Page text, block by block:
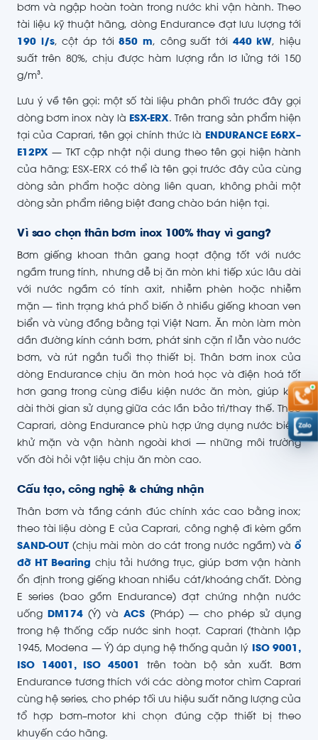
bơm và ngập hoàn toàn trong nước khi vận hành. Theo
tài liệu kỹ thuật hãng, dòng Endurance đạt lưu lượng tới
190 l/s, cột áp tới850 m, công suất tới 440 kW, hiệu
suất trên 80%, chịu được hàm lượng rắn lơ lửng tới 150
g/m³.
Lưu ý về tên gọi: một số tài liệu phân phối trước đây gọi
dòng bơm inox này là ESX-ERX. Trên trang sản phẩm hiện
tại của Caprari, tên gọi chính thức là ENDURANCE E6RX–
E12PX — TKT cập nhật nội dung theo tên gọi hiện hành
của hãng; ESX-ERX có thể là tên gọi trước đây của cùng
dòng sản phẩm hoặc dòng liên quan, không phải một
dòng sản phẩm riêng biệt đang chào bán hiện tại.
Vì sao chọn thân bơm inox 100% thay vì gang?
Bơm giếng khoan thân gang hoạt động tốt với nước
ngầm trung tính, nhưng dễ bị ăn mòn khi tiếp xúc lâu dài
với nước ngầm có tính axit, nhiễm phèn hoặc nhiễm
mặn — tình trạng khá phổ biến ở nhiều giếng khoan ven
biển và vùng đồng bằng tại Việt Nam. Ăn mòn làm mòn
dần đường kính cánh bơm, phát sinh cặn rỉ lẫn vào nước
bơm, và rút ngắn tuổi thọ thiết bị. Thân bơm inox của
dòng Endurance chịu ăn mòn hoá học và điện hoá tốt
hơn gang trong cùng điều kiện nước ăn mòn, giúp kéo
dài thời gian sử dụng giữa các lần bảo trì/thay thế. Theo
Caprari, dòng Endurance phù hợp ứng dụng nước biển,
khử mặn và vận hành ngoài khơi — những môi trường
vốn đòi hỏi vật liệu chịu ăn mòn cao.
Cấu tạo, công nghệ & chứng nhận
Thân bơm và tầng cánh đúc chính xác cao bằng inox;
theo tài liệu dòng E của Caprari, công nghệ đi kèm gồm
SAND-OUT (chịu mài mòn do cát trong nước ngầm) và ổ
đỡ HT Bearing chịu tải hướng trục, giúp bơm vận hành
ổn định trong giếng khoan nhiều cát/khoáng chất. Dòng
E series (bao gồm Endurance) đạt chứng nhận nước
uốngDM174 (Ý) vàACS (Pháp) — cho phép sử dụng
trong hệ thống cấp nước sinh hoạt. Caprari (thành lập
1945, Modena — Ý) áp dụng hệ thống quản lý ISO 9001,
ISO 14001, ISO 45001
trên toàn bộ sản xuất. Bơm
Endurance tương thích với các dòng motor chìm Caprari
cùng hệ series, cho phép tối ưu hiệu suất năng lượng của
tổ hợp bơm–motor khi chọn đúng cặp thiết bị theo
khuyến cáo hãng.